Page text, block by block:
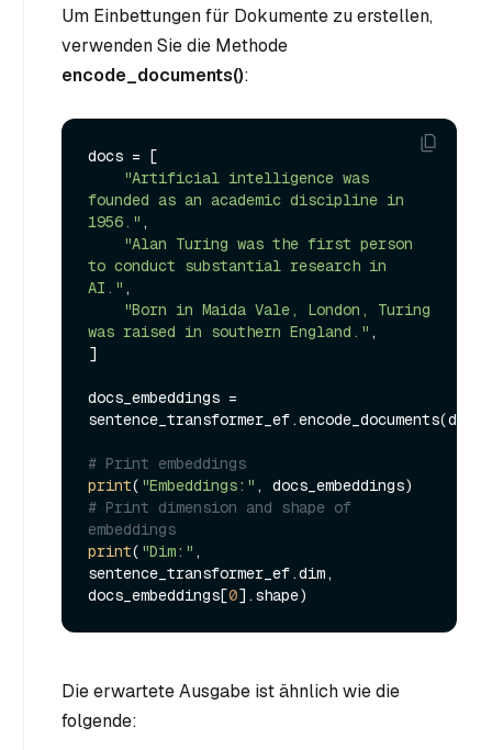
Um Einbettungen für Dokumente zu erstellen,
verwenden Sie die Methode
encode_documents():
docs = [
"Artificial intelligence was
founded as an academic discipline in
1956." ,
"Alan Turing was the first person
to conduct substantial research in
AI." ,
"Born in Maida Vale, London, Turing
was raised in southern England." ,
]
docs_embeddings =
sentence_transformer_ef.encode_documents(docs)
# Print embeddings
print( "Embeddings:"
# Print dimension and shape of
embeddings
print( "Dim:" ,
sentence_transformer_ef.dim,
docs_embeddings[0
Die erwartete Ausgabe ist ähnlich wie die
folgende: